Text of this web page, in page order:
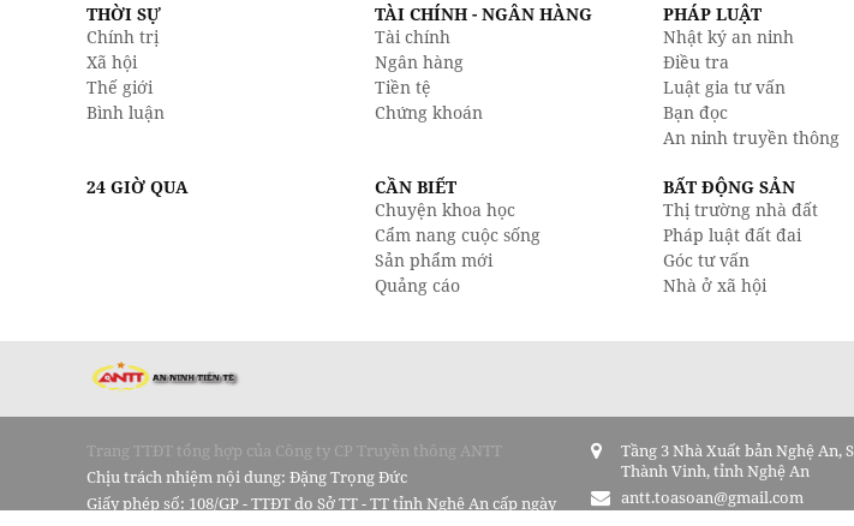
THỜI SỰ
Chính trị
Xã hội
Thế giới
Bình luận
TÀI CHÍNH - NGÂN HÀNG
Tài chính
Ngân hàng
Tiền tệ
Chứng khoán
PHÁP LUẬT
Nhật ký an ninh
Điều tra
Luật gia tư vấn
Bạn đọc
An ninh truyền thông
24 GIỜ QUA
CẦN BIẾT
Chuyện khoa học
Cẩm nang cuộc sống
Sản phẩm mới
Quảng cáo
BẤT ĐỘNG SẢN
Thị trường nhà đất
Pháp luật đất đai
Góc tư vấn
Nhà ở xã hội
Trang TTĐT tổng hợp của Công ty CP Truyền thông ANTT
Chịu trách nhiệm nội dung: Đặng Trọng Đức
Giấy phép số: 108/GP - TTĐT do Sở TT - TT tỉnh Nghệ An cấp ngày
Tầng 3 Nhà Xuất bản Nghệ An,
Thành Vinh, tỉnh Nghệ An
antt.toasoan@gmail.com